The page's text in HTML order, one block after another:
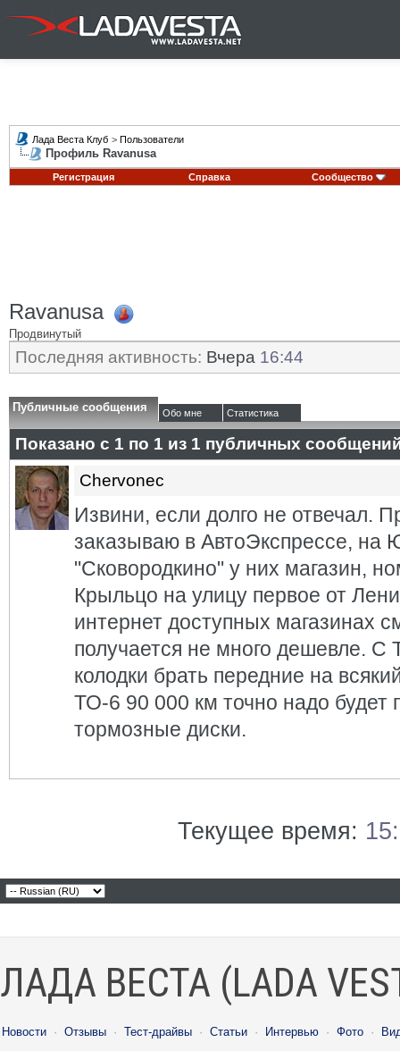
Лада Веста Клуб > Пользователи
Профиль Ravanusa
Регистрация Справка Сообщество
Ravanusa
Продвинутый
Последняя активность: Вчера 16:44
Публичные сообщения Обо мне Статистика
Показано с 1 по 1 из 1 публичных
Chervonec
Извини, если долго не отвечал.
заказываю в АвтоЭкспрессе, на
"Сковородкино" у них магазин,
Крыльцо на улицу первое от
интернет доступных магазинах
получается не много дешевле. С
колодки брать передние на
ТО-6 90 000 км точно надо будет
тормозные диски.
Текущее время:
ЛАДА ВЕСТА (LADA
Новости · Отзывы · Тест-драйвы · Статьи · Интервью · Фото ·